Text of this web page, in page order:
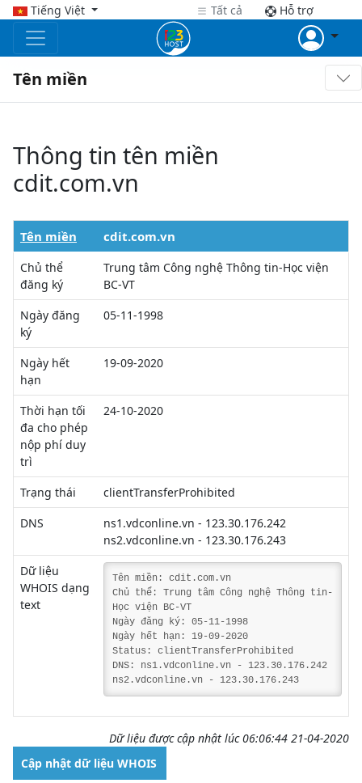
Tiếng Việt Tất cả Hỗ trợ
Tên miền
Thông tin tên miền
cdit.com.vn
Tên miền cdit.com.vn
Chủ thể
đăng ký
Trung tâm Công nghệ Thông tin-Học viện
BC-VT
Ngày đăng
ký
05-11-1998
Ngày hết
hạn
19-09-2020
Thời hạn tối
đa cho phép
nộp phí duy
trì
24-10-2020
Trạng thái
clientTransferProhibited
DNS
ns1.vdconline.vn - 123.30.176.242
ns2.vdconline.vn - 123.30.176.243
Dữ liệu
WHOIS dạng
text
Tên miền: cdit.com.vn
Chủ thể: Trung tâm Công nghệ Thông tin-
Học viện BC-VT
Ngày đăng ký: 05-11-1998
Ngày hết hạn: 19-09-2020
Status: clientTransferProhibited
DNS: ns1.vdconline.vn - 123.30.176.242
ns2.vdconline.vn - 123.30.176.243
Dữ liệu được cập nhật lúc 06:06:44 21-04-2020
Cập nhật dữ liệu WHOIS